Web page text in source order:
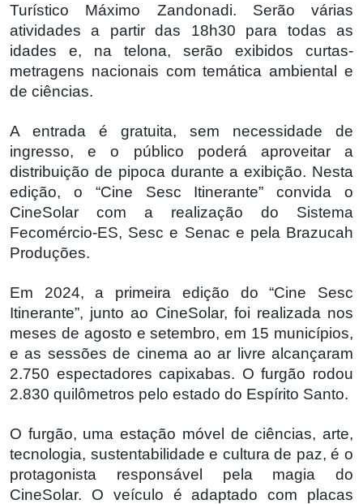
Turístico Máximo Zandonadi. Serão várias
atividades a partir das 18h30 para todas as
idades e, na telona, serão exibidos curtas-
metragens nacionais com temática ambiental e
de ciências.
A entrada é gratuita, sem necessidade de
ingresso, e o público poderá aproveitar a
distribuição de pipoca durante a exibição. Nesta
edição, o “Cine Sesc Itinerante” convida o
CineSolar com a realização do Sistema
Fecomércio-ES, Sesc e Senac e pela Brazucah
Produções.
Em 2024, a primeira edição do “Cine Sesc
Itinerante”, junto ao CineSolar, foi realizada nos
meses de agosto e setembro, em 15 municípios,
e as sessões de cinema ao ar livre alcançaram
2.750 espectadores capixabas. O furgão rodou
2.830 quilômetros pelo estado do Espírito Santo.
O furgão, uma estação móvel de ciências, arte,
tecnologia, sustentabilidade e cultura de paz, é o
protagonista responsável pela magia do
CineSolar. O veículo é adaptado com placas